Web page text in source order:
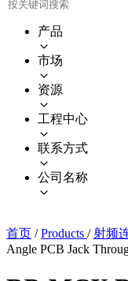
产品
市场
资源
工程中心
联系方式
公司名称
首页 / Products / 射频
Angle PCB Jack